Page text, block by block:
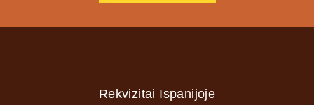
Rekvizitai Ispanijoje